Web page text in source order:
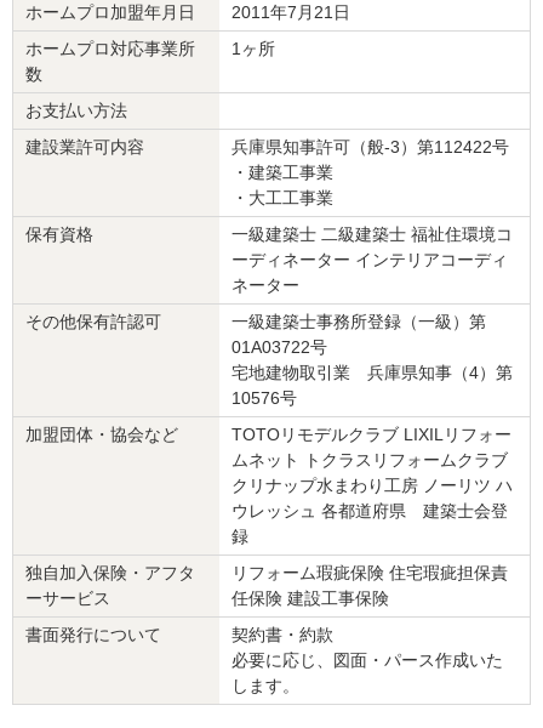
この会社に決めた理由
会社の規模が小さく、融通がきく。
担当者の人柄が良く、些細な事も聞きやすい
リフォーム会社からの返答
評価ご登録いただきありがとうございます。
今回は大きな規模、かつ住みながらのリフォームだったので、お客
様にはなるべく負担をかけたくないという思いがありました。
結果、悪天候の影響もあり、工期が想定よりも多く掛かってしまっ
たのは申し訳なく思っております。
仕上がりについて大変ご満足いただけ、担当した私としても大変う
今後共末永いお付き合いのほどお願いします。
キッチン・台所、 洗面所・脱衣所、 外壁、屋根 、 リビング
洋室、 玄関、廊下 、バルコニー・ベランダ、階
、収納
価格
： 6,430,000円
施工地
： 兵庫県
神戸市
築年数
工事完了日
： 2022年8月31日
『担当者の人柄・説明力』が良かった
ホームプロ加盟年月日
2011年7月21日
ホームプロ対応事業所
数
1ヶ所
お支払い方法
建設業許可内容
兵庫県知事許可（般-3）第112422号
・建築工事業
・大工工事業
保有資格
一級建築士 二級建築士 福祉住環境コ
ーディネーター インテリアコーディ
ネーター
その他保有許認可
一級建築士事務所登録（一級）第
01A03722号
宅地建物取引業 兵庫県知事（4）第
10576号
加盟団体・協会など
TOTOリモデルクラブ LIXILリフォー
ムネット トクラスリフォームクラブ
クリナップ水まわり工房 ノーリツ ハ
ウレッシュ 各都道府県 建築士会登
録
独自加入保険・アフタ
ーサービス
リフォーム瑕疵保険 住宅瑕疵担保責
任保険 建設工事保険
書面発行について
契約書・約款
必要に応じ、図面・パース作成いた
します。